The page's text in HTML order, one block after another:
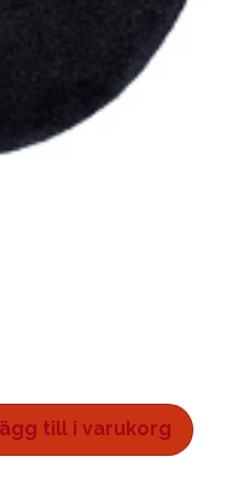
till i varukorg